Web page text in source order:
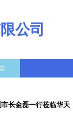
公司
长金磊一行莅临华天